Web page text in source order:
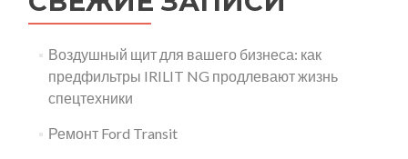
Воздушный щит для вашего бизнеса: как
предфильтры IRILIT NG продлевают жизнь
спецтехники
Ремонт Ford Transit